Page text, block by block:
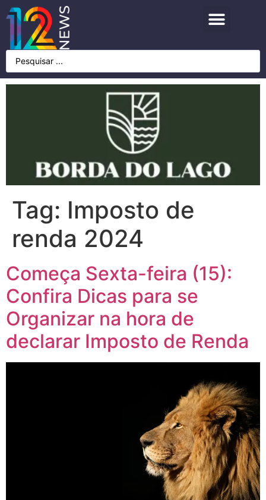
Tag: Imposto de
renda 2024
Começa Sexta-feira (15):
Confira Dicas para se
Organizar na hora de
declarar Imposto de Renda